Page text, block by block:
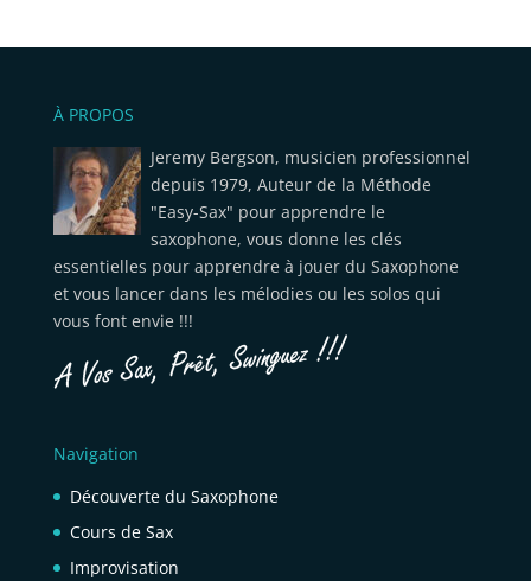
À PROPOS
Jeremy Bergson, musicien professionnel
depuis 1979, Auteur de la Méthode
"Easy-Sax" pour apprendre le
saxophone, vous donne les clés
essentielles pour apprendre à jouer du Saxophone
et vous lancer dans les mélodies ou les solos qui
vous font envie !!!
Navigation
Découverte du Saxophone
Cours de Sax
Improvisation